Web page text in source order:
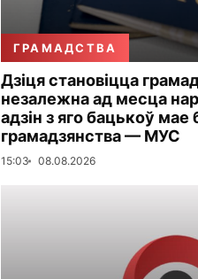
ГРАМАДСТВА
Дзіця становіцца
незалежна ад месца
адзін з яго бацькоў мае
грамадзянства — МУС
15:03 08.08.2026